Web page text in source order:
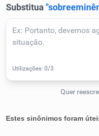
Detector de IA
Humanizador de IA
Estes sinônimos foram